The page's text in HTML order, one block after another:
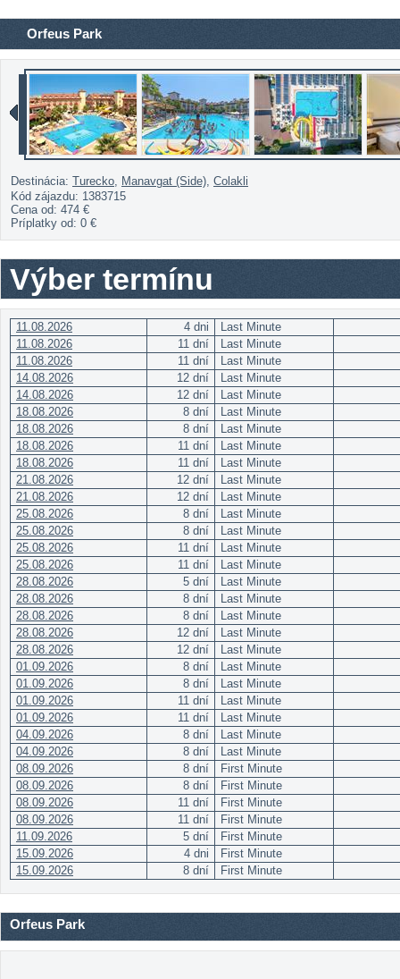
Orfeus Park
Destinácia: Turecko, Manavgat (Side), Colakli
Kód zájazdu: 1383715
Cena od: 474 €
Príplatky od: 0 €
Výber termínu
11.08.2026 4 dni
Last Minute
11.08.2026
11 dní
Last Minute
11.08.2026
11 dní
Last Minute
14.08.2026
12 dní
Last Minute
14.08.2026
12 dní
Last Minute
18.08.2026
8 dní
Last Minute
18.08.2026
8 dní
Last Minute
18.08.2026
11 dní
Last Minute
18.08.2026
11 dní
Last Minute
21.08.2026
12 dní
Last Minute
21.08.2026
12 dní
Last Minute
25.08.2026
8 dní
Last Minute
25.08.2026
8 dní
Last Minute
25.08.2026
11 dní
Last Minute
25.08.2026
11 dní
Last Minute
28.08.2026
5 dní
Last Minute
28.08.2026
8 dní
Last Minute
28.08.2026
8 dní
Last Minute
28.08.2026
12 dní
Last Minute
28.08.2026
12 dní
Last Minute
01.09.2026
8 dní
Last Minute
01.09.2026
8 dní
Last Minute
01.09.2026
11 dní
Last Minute
01.09.2026
11 dní
Last Minute
04.09.2026
8 dní
Last Minute
04.09.2026
8 dní
Last Minute
08.09.2026
8 dní
First Minute
08.09.2026
8 dní
First Minute
08.09.2026
11 dní
First Minute
08.09.2026
11 dní
First Minute
11.09.2026
5 dní
First Minute
15.09.2026
4 dni
First Minute
15.09.2026
8 dní First Minute
Orfeus Park